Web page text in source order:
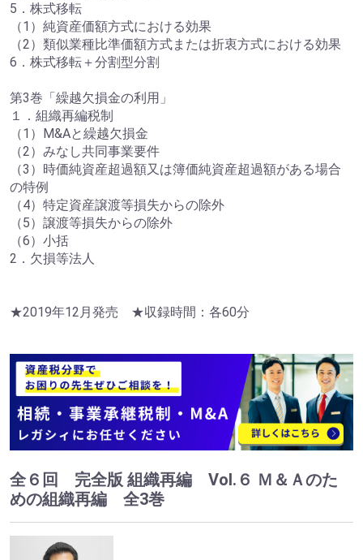
5．株式移転
（1）純資産価額方式における効果
（2）類似業種比準価額方式または折衷方式における効果
6．株式移転＋分割型分割
第3巻「繰越欠損金の利用」
１．組織再編税制
（1）M&Aと繰越欠損金
（2）みなし共同事業要件
（3）時価純資産超過額又は簿価純資産超過額がある場合
の特例
（4）特定資産譲渡等損失からの除外
（5）譲渡等損失からの除外
（6）小括
2．欠損等法人
★2019年12月発売 ★収録時間：各60分
全６回 完全版 組織再編 Vol.６ Ｍ＆Ａのた
めの組織再編 全3巻